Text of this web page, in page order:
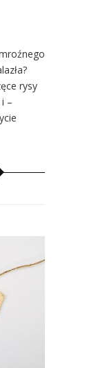
rysy
–